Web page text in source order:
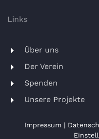
Links
Über uns
Der Verein
Spenden
Unsere Projekte
Impressum |